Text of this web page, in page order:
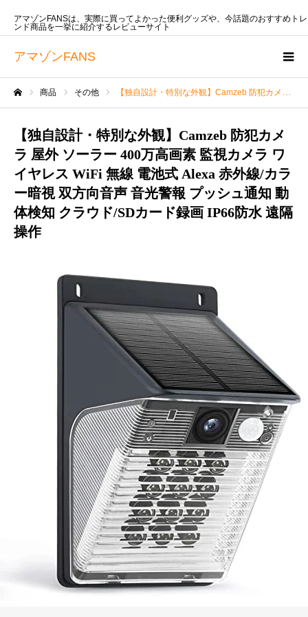
アマゾンFANS
アマゾンFANSは、実際に買ってよかった便利グッズや、今話題のおすすめトレ
ンド商品を一挙に紹介するレビューサイト
商品 その他 【独自設計・特別な外観】Camzeb 防犯カメラ 屋外 ソーラー 400万高画素 監視カメラ ワイヤレス WiFi 無線 電池式 Alexa 赤外線/カラー暗視 双方向音声 音光警報 プッシュ通知 動体検知 クラウド/SDカード録画 IP66防水 遠隔操作
【独自設計・特別な外観】Camzeb 防犯カメ
ラ 屋外 ソーラー 400万高画素 監視カメラ ワ
イヤレス WiFi 無線 電池式 Alexa 赤外線/カラ
ー暗視 双方向音声 音光警報 プッシュ通知 動
体検知 クラウド/SDカード録画 IP66防水 遠隔
操作